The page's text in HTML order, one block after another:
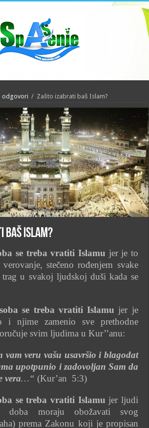
odgovori / Zašto izabrati baš Islam?
baš Islam?
se treba vratiti Islamu jer je to
stečeno rođenjem svake
u svakoj ljudskoj duši kada se
se treba vratiti Islamu jer je
i njime zamenio sve prethodne
svim ljudima u Kur’’anu:
vam veru vašu usavršio i blagodat
upotpunio i zadovoljan Sam da
vera…“ (Kur’an 5:3)
se treba vratiti Islamu jer ljudi
doba moraju obožavati svog
prema Zakonu koji je propisan